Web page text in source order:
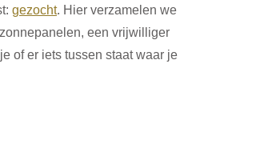
gezocht. Hier verzamelen we
een vrijwilliger
of er iets tussen staat waar je